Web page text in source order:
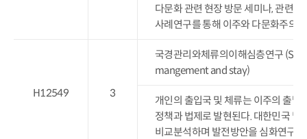
다문화 관련 현장 방문 세미나, 관련
사례연구를 통해 이주와 다문화주의
H12549 3
국경관리와체류의이해심층연구
mangement and stay)
개인의 출입국 및 체류는 이주의 출
정책과 법제로 발현된다. 대한민국 및
비교분석하며 발전방안을 심화연구한